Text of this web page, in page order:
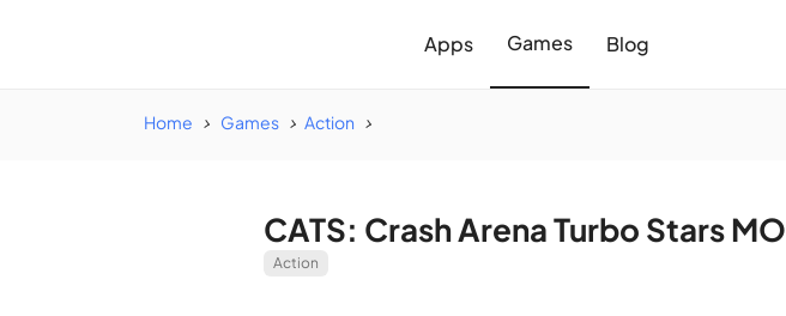
Apps Games Blog
Home Games Action
CATS: Crash Arena Turbo Stars
Action